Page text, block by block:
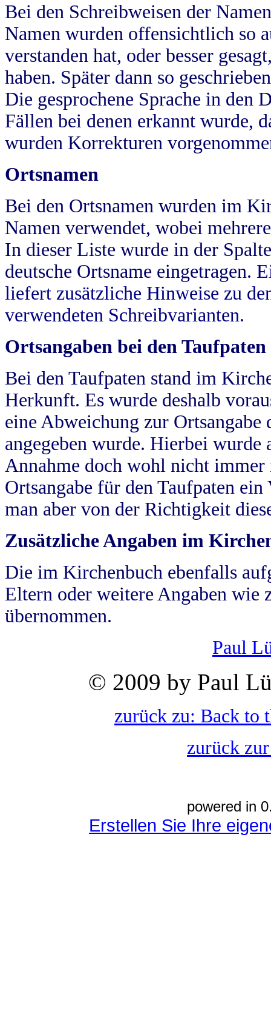
Bei den Schreibweisen der
Namen wurden offensichtlich so
verstanden hat, oder besser
haben. Später dann so
Die gesprochene Sprache in
Fällen bei denen erkannt wurde,
wurden Korrekturen
Ortsnamen
Bei den Ortsnamen wurden im
Namen verwendet, wobei
In dieser Liste wurde in der
deutsche Ortsname eingetragen.
liefert zusätzliche Hinweise zu
verwendeten Schreibvarianten.
Ortsangaben bei den Taufpaten
Bei den Taufpaten stand im
Herkunft. Es wurde deshalb
eine Abweichung zur
angegeben wurde. Hierbei wurde
Annahme doch wohl nicht
Ortsangabe für den Taufpaten
man aber von der Richtigkeit
Zusätzliche Angaben im
Die im Kirchenbuch ebenfalls
Eltern oder weitere Angaben wie
übernommen.
Paul
© 2009 by Paul
zurück zu: Back to
zurück
powered in
Erstellen Sie Ihre